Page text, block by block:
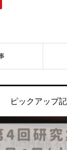
ピックアップ